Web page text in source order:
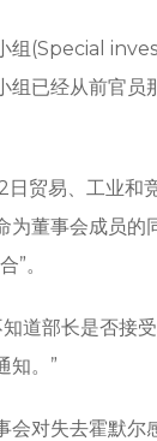
(Special
组已经从前官员
易、工业和竞
为董事会成员的
”。
道部长是否接受
知。”
失去霍默尔感